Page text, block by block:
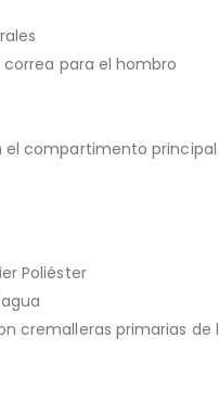
para el hombro
el compartimento principal
Poliéster
cremalleras primarias